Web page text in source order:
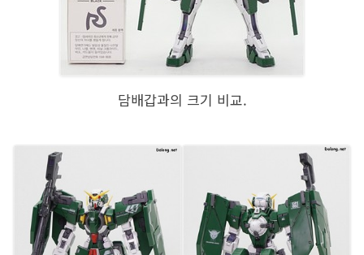
담배갑과의 크기 비교.